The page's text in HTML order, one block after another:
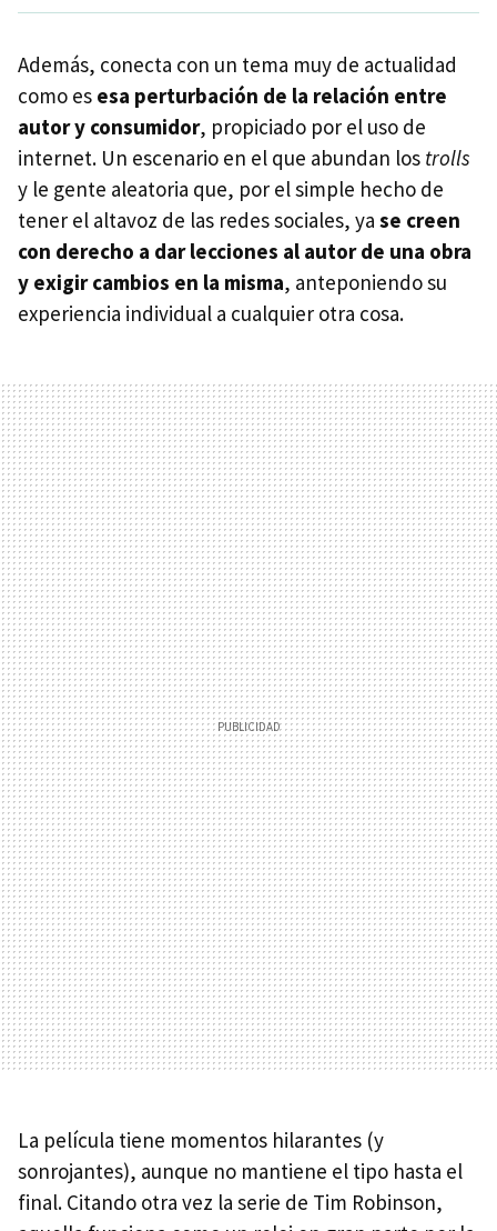
Además, conecta con un tema muy de actualidad
como es esa perturbación de la relación entre
autor y consumidor, propiciado por el uso de
internet. Un escenario en el que abundan los trolls
y le gente aleatoria que, por el simple hecho de
tener el altavoz de las redes sociales, ya se creen
con derecho a dar lecciones al autor de una obra
y exigir cambios en la misma, anteponiendo su
experiencia individual a cualquier otra cosa.
La película tiene momentos hilarantes (y
sonrojantes), aunque no mantiene el tipo hasta el
final. Citando otra vez la serie de Tim Robinson,